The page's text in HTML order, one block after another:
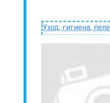
Уход, гигиена,